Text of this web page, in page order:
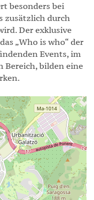
besonders bei
zusätzlich durch
Der exklusive
„Who is who“ der
Events, im
bilden eine